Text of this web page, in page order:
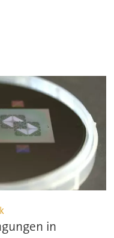
in